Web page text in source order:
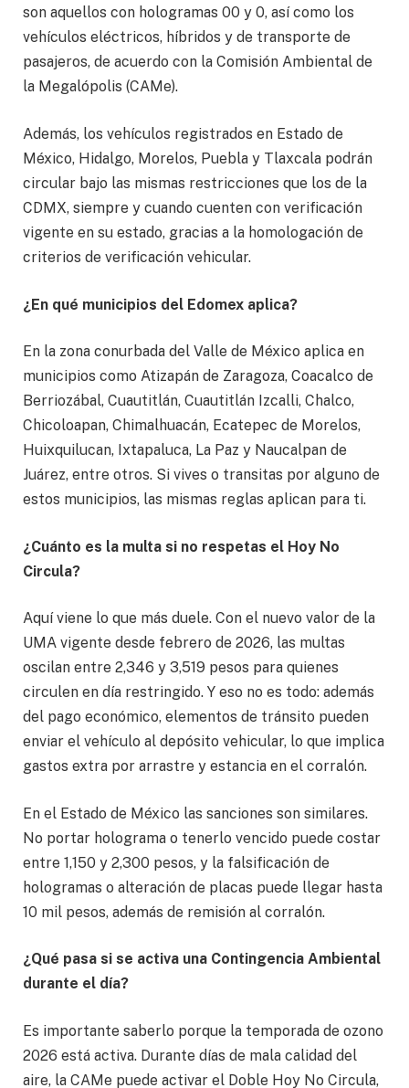
son aquellos con hologramas 00 y 0, así como los
vehículos eléctricos, híbridos y de transporte de
pasajeros, de acuerdo con la Comisión Ambiental de
la Megalópolis (CAMe).
Además, los vehículos registrados en Estado de
México, Hidalgo, Morelos, Puebla y Tlaxcala podrán
circular bajo las mismas restricciones que los de la
CDMX, siempre y cuando cuenten con verificación
vigente en su estado, gracias a la homologación de
criterios de verificación vehicular.
¿En qué municipios del Edomex aplica?
En la zona conurbada del Valle de México aplica en
municipios como Atizapán de Zaragoza, Coacalco de
Berriozábal, Cuautitlán, Cuautitlán Izcalli, Chalco,
Chicoloapan, Chimalhuacán, Ecatepec de Morelos,
Huixquilucan, Ixtapaluca, La Paz y Naucalpan de
Juárez, entre otros. Si vives o transitas por alguno de
estos municipios, las mismas reglas aplican para ti.
¿Cuánto es la multa si no respetas el Hoy No
Circula?
Aquí viene lo que más duele. Con el nuevo valor de la
UMA vigente desde febrero de 2026, las multas
oscilan entre 2,346 y 3,519 pesos para quienes
circulen en día restringido. Y eso no es todo: además
del pago económico, elementos de tránsito pueden
enviar el vehículo al depósito vehicular, lo que implica
gastos extra por arrastre y estancia en el corralón.
En el Estado de México las sanciones son similares.
No portar holograma o tenerlo vencido puede costar
entre 1,150 y 2,300 pesos, y la falsificación de
hologramas o alteración de placas puede llegar hasta
10 mil pesos, además de remisión al corralón.
¿Qué pasa si se activa una Contingencia Ambiental
durante el día?
Es importante saberlo porque la temporada de ozono
2026 está activa. Durante días de mala calidad del
aire, la CAMe puede activar el Doble Hoy No Circula,